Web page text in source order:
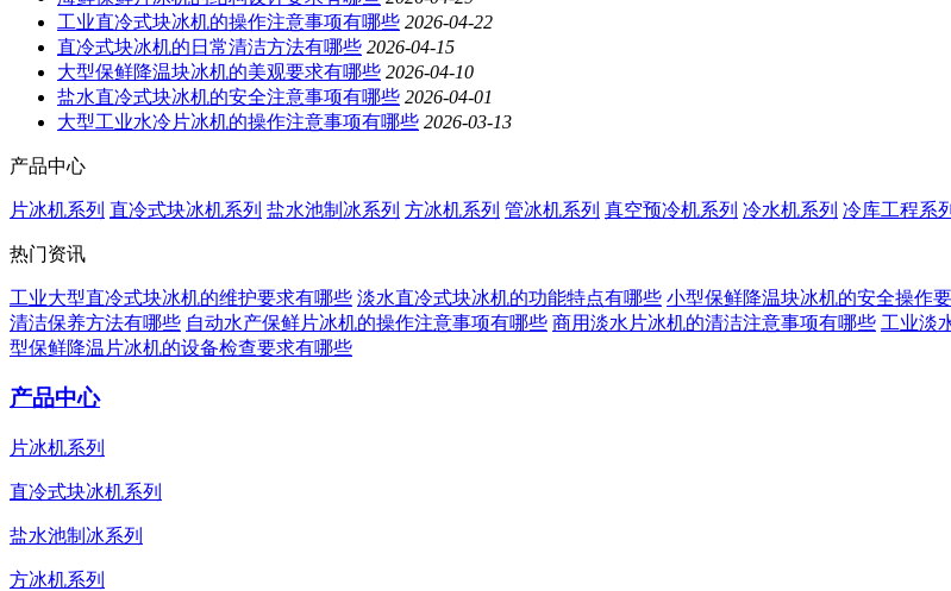
工业直冷式块冰机的操作注意事项有哪些 2026-04-22
直冷式块冰机的日常清洁方法有哪些 2026-04-15
大型保鲜降温块冰机的美观要求有哪些 2026-04-10
盐水直冷式块冰机的安全注意事项有哪些 2026-04-01
大型工业水冷片冰机的操作注意事项有哪些 2026-03-13
产品中心
片冰机系列 直冷式块冰机系列 盐水池制冰系列 方冰机系列 管冰机系列 真空预冷机系列 冷水机系列 冷库工程系列
热门资讯
工业大型直冷式块冰机的维护要求有哪些 淡水直冷式块冰机的功能特点有哪些 小型保鲜降温块冰机的安全操作
清洁保养方法有哪些 自动水产保鲜片冰机的操作注意事项有哪些 商用淡水片冰机的清洁注意事项有哪些 工业淡
型保鲜降温片冰机的设备检查要求有哪些
产品中心
片冰机系列
直冷式块冰机系列
盐水池制冰系列
方冰机系列